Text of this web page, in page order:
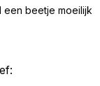
een beetje moeilijk